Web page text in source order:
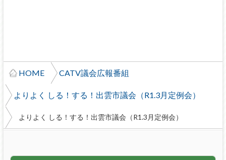
HOME CATV議会広報番組
よりよく しる！する！出雲市議会（R1.3月定例会）
よりよく しる！する！出雲市議会（R1.3月定例会）